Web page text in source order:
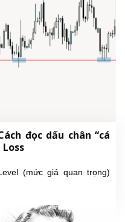
đọc dấu chân “cá
(mức giá quan trọng)